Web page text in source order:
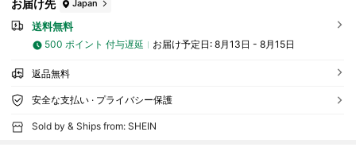
お届け先 Japan
送料無料
500 ポイント 付与遅延 お届け予定日: 8月13日 - 8月15日
返品無料
安全な支払い · プライバシー保護
Sold by & Ships from: SHEIN